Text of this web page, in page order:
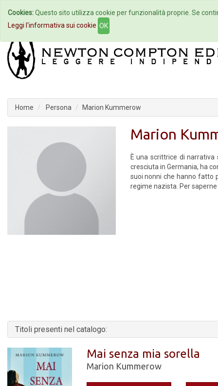
Home Autori Eventi
Home Persona Marion Kummerow
Marion
È una scrittrice di narrativa
cresciuta in Germania, ha
suoi nonni che hanno fatto
regime nazista. Per
Titoli presenti nel catalogo:
Mai senza mia sorella
Marion Kummerow
Cookies:Questo sito utilizza cookie per funzionalità proprie. Se
Leggi l'informativa sui cookie OK